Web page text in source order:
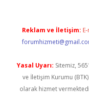
Reklam ve İletişim:
Yasal Uyarı: Sitemiz,
ve İletişim Kurumu
olarak hizmet